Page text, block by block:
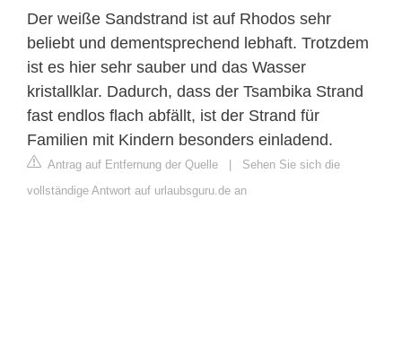
Der weiße Sandstrand ist auf Rhodos sehr
beliebt und dementsprechend lebhaft. Trotzdem
ist es hier sehr sauber und das Wasser
kristallklar. Dadurch, dass der Tsambika Strand
fast endlos flach abfällt, ist der Strand für
Familien mit Kindern besonders einladend.
Antrag auf Entfernung der Quelle | Sehen Sie sich die
vollständige Antwort auf urlaubsguru.de an